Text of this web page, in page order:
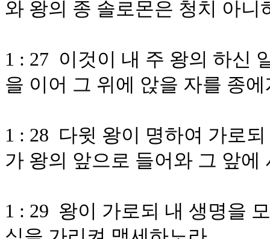
와 왕의 종 솔로몬은 청치 아니
1 : 27 이것이 내 주 왕의 하신
을 이어 그 위에 앉을 자를 종
1 : 28 다윗 왕이 명하여 가로
가 왕의 앞으로 들어와 그 앞에
1 : 29 왕이 가로되 내 생명을